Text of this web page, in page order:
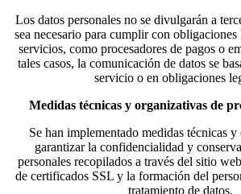
Los datos personales no se divulgarán a
sea necesario para cumplir con obligaciones
servicios, como procesadores de pagos o
tales casos, la comunicación de datos se
servicio o en obligaciones
Medidas técnicas y organizativas de
Se han implementado medidas técnicas
garantizar la confidencialidad y
personales recopilados a través del sitio
de certificados SSL y la formación del
tratamiento de datos.